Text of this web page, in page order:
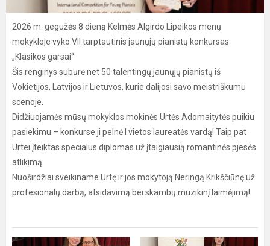
2026 m. gegužės 8 dieną Kelmės Algirdo Lipeikos menų
mokykloje vyko VII tarptautinis jaunųjų pianistų konkursas
„Klasikos garsai“
Šis renginys subūrė net 50 talentingų jaunųjų pianistų iš
Vokietijos, Latvijos ir Lietuvos, kurie dalijosi savo meistriškumu
scenoje.
Didžiuojamės mūsų mokyklos mokinės Urtės Adomaitytės puikiu
pasiekimu – konkurse ji pelnė I vietos laureatės vardą! Taip pat
Urtei įteiktas specialus diplomas už įtaigiausią romantinės pjesės
atlikimą.
Nuoširdžiai sveikiname Urtę ir jos mokytoją Neringą Krikščiūnę už
profesionalų darbą, atsidavimą bei skambų muzikinį laimėjimą!